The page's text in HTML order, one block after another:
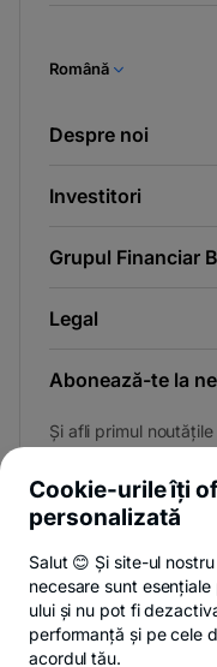
Română
Despre noi
Investitori
Grupul Financiar
Legal
Abonează-te la
Și afli primul
Privacy Hub
Cookie-urile îți
personalizată
Salut 😊 Și site-ul
necesare sunt
ului și nu pot fi
performanță și pe cele
acordul tău.